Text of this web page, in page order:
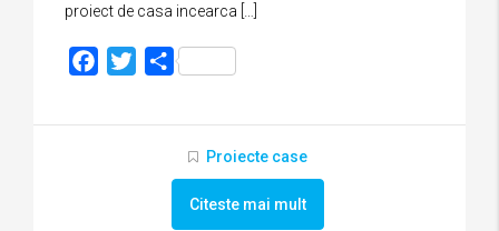
proiect de casa incearca […]
Facebook
TwitterPartajează
Proiecte case
Citeste mai mult